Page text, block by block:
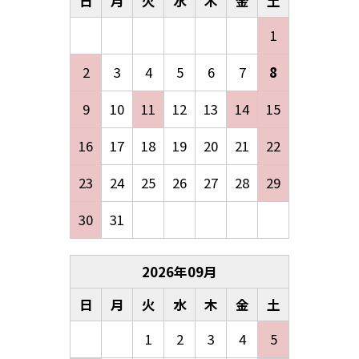
1
2
3 4 5 6 7
8
9
10 11 12 13 14
15
16
17 18 19 20 21
22
23
24 25 26 27 28
29
30
31
2026年09月
日
月 火 水 木 金
土
1
2 3 4 5